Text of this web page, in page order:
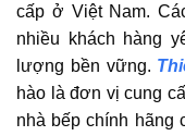
cấp ở Việt Nam.
nhiều khách hàng
lượng bền vững.
hào là đơn vị cung
nhà bếp chính hãng